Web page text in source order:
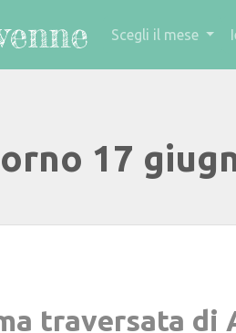
Scegli il mese
17
traversata di